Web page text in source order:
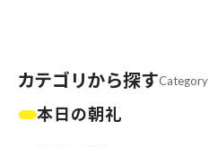
カテゴリから探すCategory
本日の朝礼